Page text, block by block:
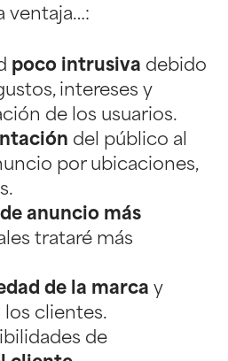
ventaja…:
poco intrusiva debido
intereses y
de los usuarios.
del público al
por ubicaciones,
anuncio más
trataré más
de la marca y
los clientes.
de